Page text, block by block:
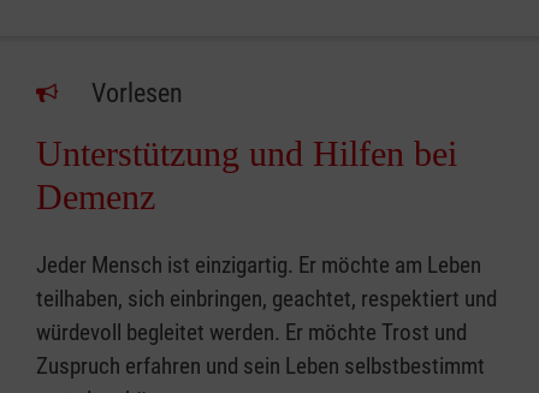
Vorlesen
Unterstützung und Hilfen bei
Demenz
Jeder Mensch ist einzigartig. Er möchte am Leben
teilhaben, sich einbringen, geachtet, respektiert und
würdevoll begleitet werden. Er möchte Trost und
Zuspruch erfahren und sein Leben selbstbestimmt